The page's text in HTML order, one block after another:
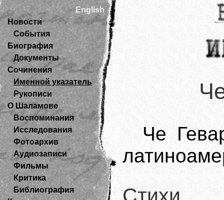
English
Новости
События
Биография
Документы
Сочинения
Именной указатель
Рукописи
О Шаламове
Воспоминания
Исследования
Фотоархив
Аудиозаписи
Фильмы
Критика
Библиография
Че